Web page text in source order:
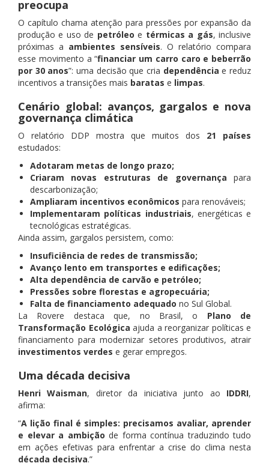
preocupa
O capítulo chama atenção para pressões por expansão da
produção e uso de petróleo e térmicas a gás, inclusive
próximas a ambientes sensíveis. O relatório compara
esse movimento a “financiar um carro caro e beberrão
por 30 anos”: uma decisão que cria dependência e reduz
incentivos a transições mais baratas e limpas.
Cenário global: avanços, gargalos e nova
governança climática
O relatório DDP mostra que muitos dos 21 países
estudados:
Adotaram metas de longo prazo;
Criaram novas estruturas de governança para
descarbonização;
Ampliaram incentivos econômicos para renováveis;
Implementaram políticas industriais, energéticas e
tecnológicas estratégicas.
Ainda assim, gargalos persistem, como:
Insuficiência de redes de transmissão;
Avanço lento em transportes e edificações;
Alta dependência de carvão e petróleo;
Pressões sobre florestas e agropecuária;
Falta de financiamento adequado no Sul Global.
La Rovere destaca que, no Brasil, o Plano de
Transformação Ecológica ajuda a reorganizar políticas e
financiamento para modernizar setores produtivos, atrair
investimentos verdes e gerar empregos.
Uma década decisiva
Henri Waisman, diretor da iniciativa junto ao IDDRI,
afirma:
“A lição final é simples: precisamos avaliar, aprender
e elevar a ambição de forma contínua traduzindo tudo
em ações efetivas para enfrentar a crise do clima nesta
década decisiva.”